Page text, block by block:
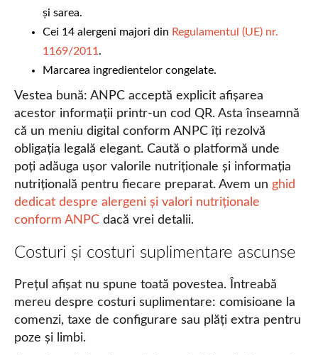
și sarea.
Cei 14 alergeni majori din Regulamentul (UE) nr.
1169/2011 .
Marcarea ingredientelor congelate.
Vestea bună: ANPC acceptă explicit afișarea
acestor informații printr-un cod QR. Asta înseamnă
că un meniu digital conform ANPC îți rezolvă
obligația legală elegant. Caută o platformă unde
poți adăuga ușor valorile nutriționale și informația
nutrițională pentru fiecare preparat. Avem un ghid
dedicat despre alergeni și valori nutriționale
conform ANPC dacă vrei detalii.
Costuri și costuri suplimentare ascunse
Prețul afișat nu spune toată povestea. Întreabă
mereu despre costuri suplimentare: comisioane la
comenzi, taxe de configurare sau plăți extra pentru
poze și limbi.